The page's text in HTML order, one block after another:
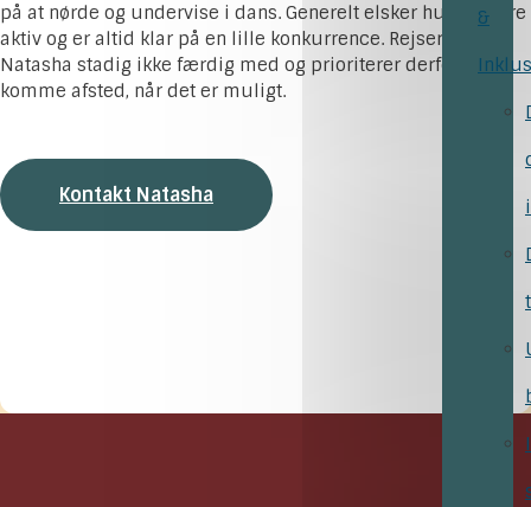
&
på at nørde og undervise i dans. Generelt elsker hun at være
aktiv og er altid klar på en lille konkurrence. Rejserne er
Natasha stadig ikke færdig med og prioriterer derfor at
komme afsted, når det er muligt.
Kontakt Natasha